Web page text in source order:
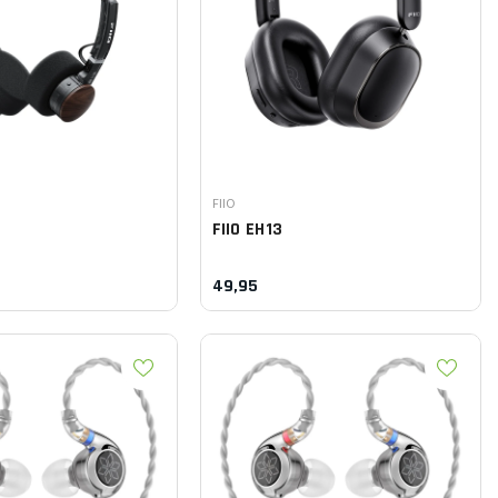
Leverancier:
FIIO
FIIO EH13
49,95